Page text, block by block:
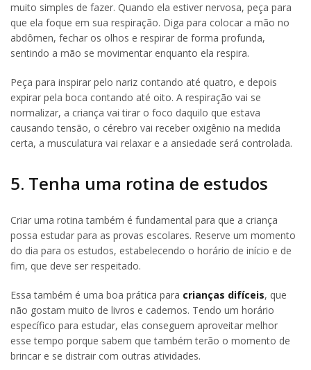
muito simples de fazer. Quando ela estiver nervosa, peça para
que ela foque em sua respiração. Diga para colocar a mão no
abdômen, fechar os olhos e respirar de forma profunda,
sentindo a mão se movimentar enquanto ela respira.
Peça para inspirar pelo nariz contando até quatro, e depois
expirar pela boca contando até oito. A respiração vai se
normalizar, a criança vai tirar o foco daquilo que estava
causando tensão, o cérebro vai receber oxigênio na medida
certa, a musculatura vai relaxar e a ansiedade será controlada.
5. Tenha uma rotina de estudos
Criar uma rotina também é fundamental para que a criança
possa estudar para as provas escolares. Reserve um momento
do dia para os estudos, estabelecendo o horário de início e de
fim, que deve ser respeitado.
Essa também é uma boa prática para crianças difíceis, que
não gostam muito de livros e cadernos. Tendo um horário
específico para estudar, elas conseguem aproveitar melhor
esse tempo porque sabem que também terão o momento de
brincar e se distrair com outras atividades.